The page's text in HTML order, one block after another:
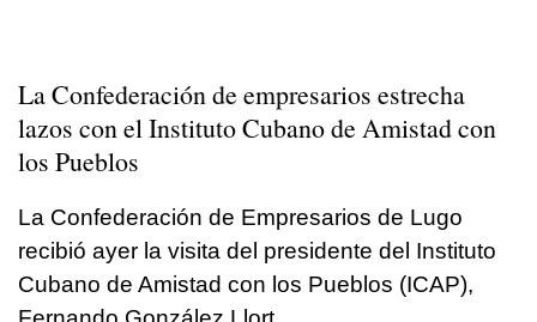
La Confederación de empresarios estrecha
lazos con el Instituto Cubano de Amistad con
los Pueblos
La Confederación de Empresarios de Lugo
recibió ayer la visita del presidente del Instituto
Cubano de Amistad con los Pueblos (ICAP),